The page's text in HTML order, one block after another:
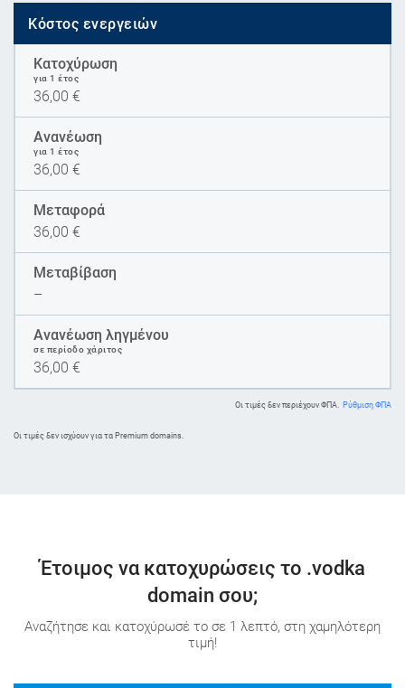
Κόστος ενεργειών
Κατοχύρωση
για 1 έτος
36,00 €
Ανανέωση
για 1 έτος
36,00 €
Μεταφορά
36,00 €
Μεταβίβαση
–
Ανανέωση ληγμένου
σε περίοδο χάριτος
36,00 €
Οι τιμές δεν περιέχουν ΦΠΑ. Ρύθμιση ΦΠΑ
Oι τιμές δεν ισχύουν για τα Premium domains.
Έτοιμος να κατοχυρώσεις το .vodka
domain σου;
Αναζήτησε και κατοχύρωσέ το σε 1 λεπτό, στη χαμηλότερη
τιμή!